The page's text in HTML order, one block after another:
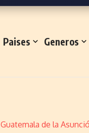
Paises Generos
Guatemala de la